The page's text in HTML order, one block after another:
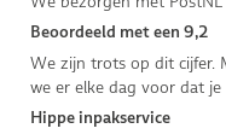
Beoordeeld met een 9,2
We zijn trots op dit cijfer.
we er elke dag voor dat
Hippe inpakservice